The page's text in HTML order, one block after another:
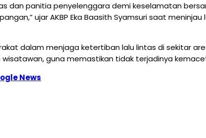
dan panitia penyelenggara demi keselamatan
ujar AKBP Eka Baasith Syamsuri saat
dalam menjaga ketertiban lalu lintas di sekitar
guna memastikan tidak terjadinya
News